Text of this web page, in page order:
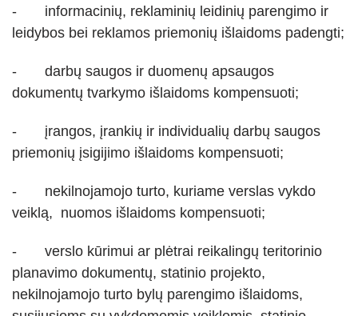
- informacinių, reklaminių leidinių parengimo ir
leidybos bei reklamos priemonių išlaidoms padengti;
- darbų saugos ir duomenų apsaugos
dokumentų tvarkymo išlaidoms kompensuoti;
- įrangos, įrankių ir individualių darbų saugos
priemonių įsigijimo išlaidoms kompensuoti;
- nekilnojamojo turto, kuriame verslas vykdo
veiklą, nuomos išlaidoms kompensuoti;
- verslo kūrimui ar plėtrai reikalingų teritorinio
planavimo dokumentų, statinio projekto,
nekilnojamojo turto bylų parengimo išlaidoms,